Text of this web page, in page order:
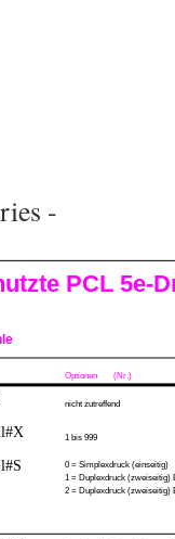
-
PCL 5e-
Optionen (Nr.)
nicht zutreffend
1 bis 999
0 = Simplexdruck (einseitig)
1 = Duplexdruck (zweiseitig)
2 = Duplexdruck (zweiseitig)